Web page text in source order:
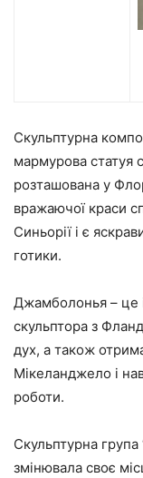
Скульптурна
мармурова статуя
розташована у
вражаючої краси
Синьорії і є
готики.
Джамболонья – це
скульптора з
дух, а також
Мікеланджело і
роботи.
Скульптурна група
змінювала своє